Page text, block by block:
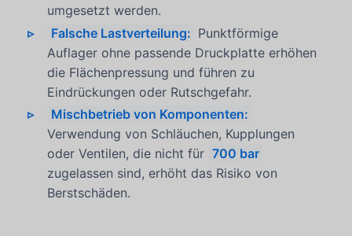
umgesetzt werden.
Falsche Lastverteilung: Punktförmige
Auflager ohne passende Druckplatte erhöhen
die Flächenpressung und führen zu
Eindrückungen oder Rutschgefahr.
Mischbetrieb von Komponenten:
Verwendung von Schläuchen, Kupplungen
oder Ventilen, die nicht für 700 bar
zugelassen sind, erhöht das Risiko von
Berstschäden.